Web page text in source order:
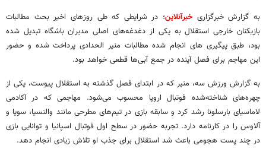
به گزارش خبرگزاریخبرآنلاین؛ در شرایطی که طی روزهای اخیر بحث مطالبات
بازیکنان خارجی استقلال به یکی از دغدغه‌های اصلی مدیران باشگاه تبدیل شده
بود، طبق پیگیری های انجام شده مطالبات منیر الحدادی پرداخت شده و حضور
این مهاجم برای فصل آینده در جمع آبی‌ها قطعی خواهد بود.
به گزارش ورزش سه، منیر که در ابتدای فصل گذشته به استقلال پیوست، یکی از
چهره‌های شناخته‌شده فوتبال اروپا محسوب می‌شود. مهاجمی که در آکادمی
لاماسیای بارسلونا رشد کرد و سابقه بازی در تیم‌های مطرحی مانند والنسیا، سویا و
آلاوس را در کارنامه دارد. تجربه حضور در سطح اول فوتبال اسپانیا و توانایی بازی
در چند پست هجومی باعث شد استقلال برای جذب او تلاش زیادی انجام دهد.